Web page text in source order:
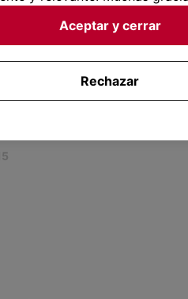
te desea Felices
Aceptar y cerrar
Rechazar